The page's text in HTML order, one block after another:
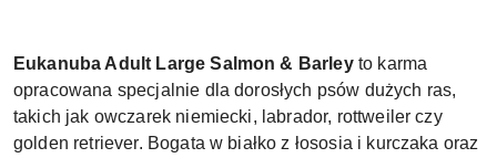
Eukanuba Adult Large Salmon & Barleyto karma
opracowana specjalnie dla dorosłych psów dużych ras,
takich jak owczarek niemiecki, labrador, rottweiler czy
golden retriever. Bogata w białko z łososia i kurczaka oraz